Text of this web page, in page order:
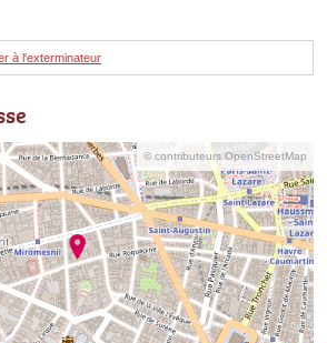
à l'exterminateur
© contributeurs OpenStreetMap